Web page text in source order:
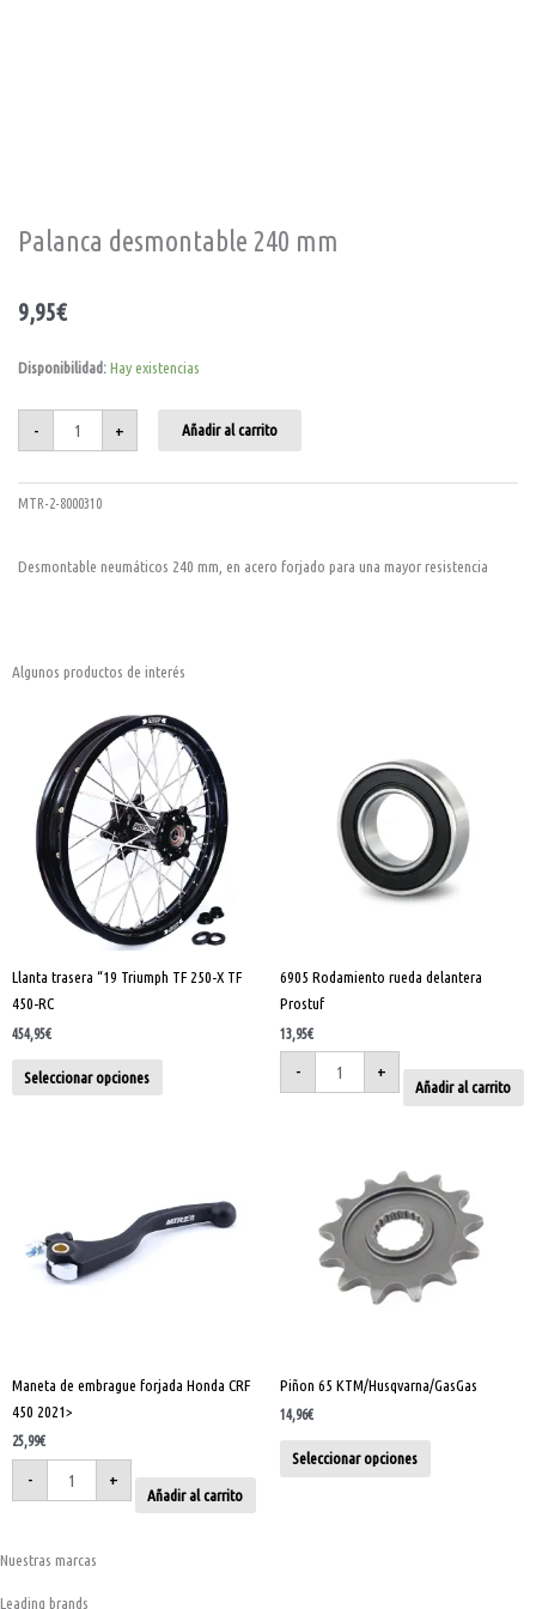
Palanca desmontable 240 mm
9,95€
Disponibilidad:Hay existencias
-
Palanca
desmontable
mm
cantidad
+ Añadir al carrito
MTR-2-8000310
Desmontable neumáticos 240 mm, en acero forjado para una mayor resistencia
Algunos productos de interés
Llanta trasera “19 Triumph TF 250-X TF
450-RC
454,95€
Seleccionar opciones
Este
producto
tiene
múltiples
variantes.
Las
opciones
se
pueden
en
de
6905 Rodamiento rueda delantera
Prostuf
13,95€
-
Prostuf
cantidad
+
Añadir al carrito
Maneta de embrague forjada Honda CRF
450 2021>
25,99€
-
2021>
cantidad
+
Añadir al carrito
Piñon 65 KTM/Husqvarna/GasGas
14,96€
Seleccionar opciones
tiene
múltiples
variantes.
opciones
en
página
Nuestras marcas
Leading brands